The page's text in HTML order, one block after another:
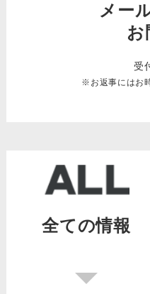
メー
お
受
※お返事にはお
全ての情報